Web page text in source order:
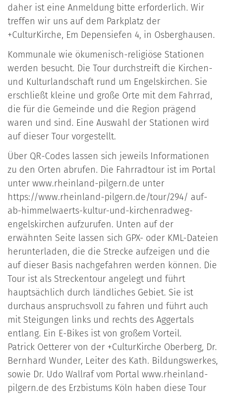
daher ist eine Anmeldung bitte erforderlich. Wir
treffen wir uns auf dem Parkplatz der
+CulturKirche, Em Depensiefen 4, in Osberghausen.
Kommunale wie ökumenisch-religiöse Stationen
werden besucht. Die Tour durchstreift die Kirchen-
und Kulturlandschaft rund um Engelskirchen. Sie
erschließt kleine und große Orte mit dem Fahrrad,
die für die Gemeinde und die Region prägend
waren und sind. Eine Auswahl der Stationen wird
auf dieser Tour vorgestellt.
Über QR-Codes lassen sich jeweils Informationen
zu den Orten abrufen. Die Fahrradtour ist im Portal
unter www.rheinland-pilgern.de unter
https://www.rheinland-pilgern.de/tour/294/ auf-
ab-himmelwaerts-kultur-und-kirchenradweg-
engelskirchen aufzurufen. Unten auf der
erwähnten Seite lassen sich GPX- oder KML-Dateien
herunterladen, die die Strecke aufzeigen und die
auf dieser Basis nachgefahren werden können. Die
Tour ist als Streckentour angelegt und führt
hauptsächlich durch ländliches Gebiet. Sie ist
durchaus anspruchsvoll zu fahren und führt auch
mit Steigungen links und rechts des Aggertals
entlang. Ein E-Bikes ist von großem Vorteil.
Patrick Oetterer von der +CulturKirche Oberberg, Dr.
Bernhard Wunder, Leiter des Kath. Bildungswerkes,
sowie Dr. Udo Wallraf vom Portal www.rheinland-
pilgern.de des Erzbistums Köln haben diese Tour